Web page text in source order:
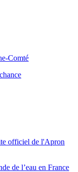
Comté
officiel de l'Apron
de l’eau en France